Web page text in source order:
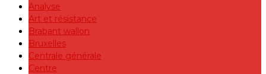
Analyse
Art et résistance
Brabant wallon
Bruxelles
Centrale générale
Centre